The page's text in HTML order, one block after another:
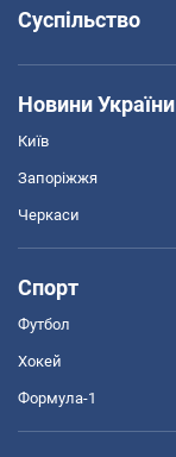
Суспільство
Новини України
Київ
Запоріжжя
Черкаси
Спорт
Футбол
Хокей
Формула-1